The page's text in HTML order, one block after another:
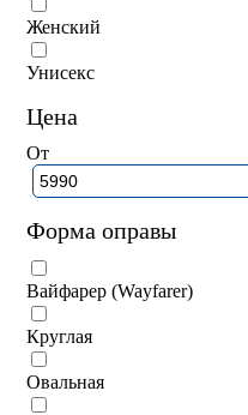
Женский
Унисекс
Цена
От
Форма оправы
Вайфарер (Wayfarer)
Круглая
Овальная